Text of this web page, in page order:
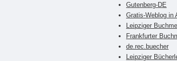
Gutenberg-DE
Gratis-Weblog in
Leipziger
Frankfurter
de.rec.buecher
Leipziger